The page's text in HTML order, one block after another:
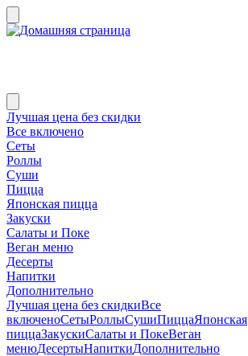
Лучшая цена без скидки
Все включено
Сеты
Роллы
Суши
Пицца
Японская пицца
Закуски
Салаты и Поке
Веган меню
Десерты
Напитки
Дополнительно
Лучшая цена без скидкиВсе
включеноСетыРоллыСушиПиццаЯпонская
пиццаЗакускиСалаты и ПокеВеган
менюДесертыНапиткиДополнительно